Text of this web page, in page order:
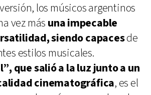
los músicos argentinos
vez más una impecable
siendo capacesde
estilos musicales.
que salió a la luz junto a un
cinematográfica, es el